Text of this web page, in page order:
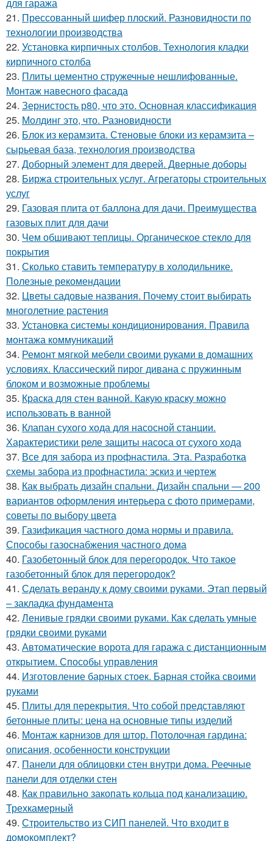
21. Прессованный шифер плоский. Разновидности по
технологии производства
22. Установка кирпичных столбов. Технология кладки
кирпичного столба
23. Плиты цементно стружечные нешлифованные.
Монтаж навесного фасада
24. Зернистость р80, что это. Основная классификация
25. Молдинг это, что. Разновидности
26. Блок из керамзита. Стеновые блоки из керамзита –
сырьевая база, технология производства
27. Доборный элемент для дверей. Дверные доборы
28. Биржа строительных услуг. Агрегаторы строительных
услуг
29. Газовая плита от баллона для дачи. Преимущества
газовых плит для дачи
30. Чем обшивают теплицы. Органическое стекло для
покрытия
31. Сколько ставить температуру в холодильнике.
Полезные рекомендации
32. Цветы садовые названия. Почему стоит выбирать
многолетние растения
33. Установка системы кондиционирования. Правила
монтажа коммуникаций
34. Ремонт мягкой мебели своими руками в домашних
условиях. Классический пирог дивана с пружинным
блоком и возможные проблемы
35. Краска для стен ванной. Какую краску можно
использовать в ванной
36. Клапан сухого хода для насосной станции.
Характеристики реле защиты насоса от сухого хода
37. Все для забора из профнастила. Эта. Разработка
схемы забора из профнастила: эскиз и чертеж
38. Как выбрать дизайн спальни. Дизайн спальни — 200
вариантов оформления интерьера с фото примерами,
советы по выбору цвета
39. Газификация частного дома нормы и правила.
Способы газоснабжения частного дома
40. Газобетонный блок для перегородок. Что такое
газобетонный блок для перегородок?
41. Сделать веранду к дому своими руками. Этап первый
– закладка фундамента
42. Ленивые грядки своими руками. Как сделать умные
грядки своими руками
43. Автоматические ворота для гаража с дистанционным
открытием. Способы управления
44. Изготовление барных стоек. Барная стойка своими
руками
45. Плиты для перекрытия. Что собой представляют
бетонные плиты: цена на основные типы изделий
46. Монтаж карнизов для штор. Потолочная гардина:
описания, особенности конструкции
47. Панели для облицовки стен внутри дома. Реечные
панели для отделки стен
48. Как правильно закопать кольца под канализацию.
Трехкамерный
49. Строительство из СИП панелей. Что входит в
домокомплект?